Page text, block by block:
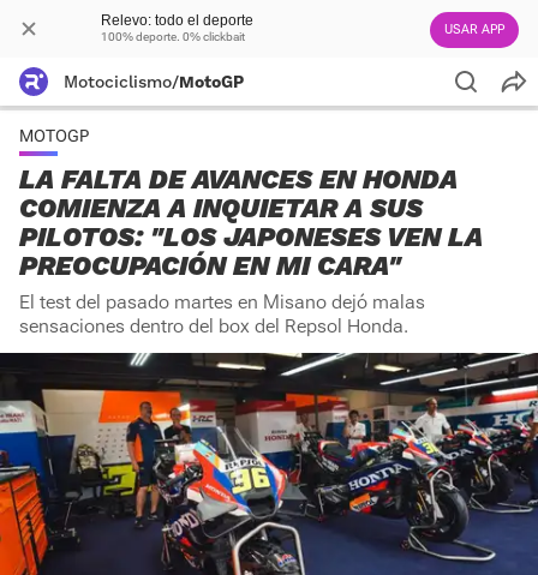
Relevo: todo el deporte
100% deporte. 0% clickbait USAR APP
Motociclismo/MotoGP
MOTOGP
LA FALTA DE AVANCES EN HONDA
COMIENZA A INQUIETAR A SUS
PILOTOS: "LOS JAPONESES VEN LA
PREOCUPACIÓN EN MI CARA"
El test del pasado martes en Misano dejó malas
sensaciones dentro del box del Repsol Honda.